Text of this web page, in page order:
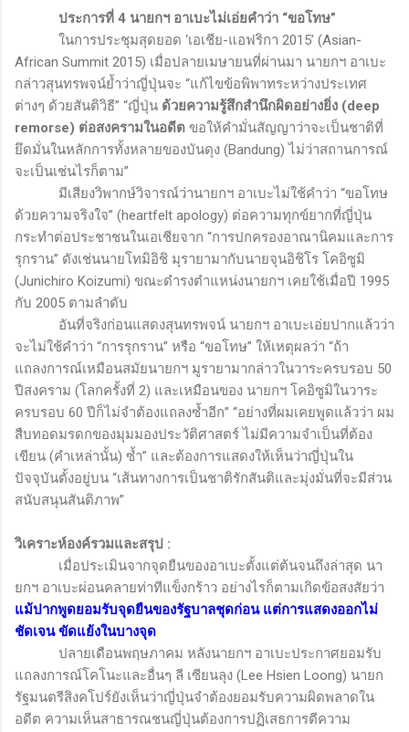
ประการที่ 4 นายกฯ อาเบะไม่เอ่ยคำว่า “ขอโทษ”
ในการประชุมสุดยอด ‘เอเชีย-แอฟริกา 2015’ (Asian-
African Summit 2015) เมื่อปลายเมษายนที่ผ่านมา นายกฯ อาเบะ
กล่าวสุนทรพจน์ย้ำว่าญี่ปุ่นจะ “แก้ไขข้อพิพาทระหว่างประเทศ
ต่างๆ ด้วยสันติวิธี” “ญี่ปุ่น ด้วยความรู้สึกสำนึกผิดอย่างยิ่ง (deep
remorse) ต่อสงครามในอดีต ขอให้คำมั่นสัญญาว่าจะเป็นชาติที่
ยึดมั่นในหลักการทั้งหลายของบันดุง (Bandung) ไม่ว่าสถานการณ์
จะเป็นเช่นไรก็ตาม”
มีเสียงวิพากษ์วิจารณ์ว่านายกฯ อาเบะไม่ใช้คำว่า “ขอโทษ
ด้วยความจริงใจ” (heartfelt apology) ต่อความทุกข์ยากที่ญี่ปุ่น
กระทำต่อประชาชนในเอเชียจาก “การปกครองอาณานิคมและการ
รุกราน” ดังเช่นนายโทมิอิชิ มุรายามากับนายจุนอิชิโร โคอิซูมิ
(Junichiro Koizumi) ขณะดำรงตำแหน่งนายกฯ เคยใช้เมื่อปี 1995
กับ 2005 ตามลำดับ
อันที่จริงก่อนแสดงสุนทรพจน์ นายกฯ อาเบะเอ่ยปากแล้วว่า
จะไม่ใช้คำว่า “การรุกราน” หรือ “ขอโทษ” ให้เหตุผลว่า “ถ้า
แถลงการณ์เหมือนสมัยนายกฯ มูรายามากล่าวในวาระครบรอบ 50
ปีสงคราม (โลกครั้งที่ 2) และเหมือนของ นายกฯ โคอิซูมิในวาระ
ครบรอบ 60 ปีก็ไม่จำต้องแถลงซ้ำอีก” “อย่างที่ผมเคยพูดแล้วว่า ผม
สืบทอดมรดกของมุมมองประวัติศาสตร์ ไม่มีความจำเป็นที่ต้อง
เขียน (คำเหล่านั้น) ซ้ำ” และต้องการแสดงให้เห็นว่าญี่ปุ่นใน
ปัจจุบันตั้งอยู่บน “เส้นทางการเป็นชาติรักสันติและมุ่งมั่นที่จะมีส่วน
สนับสนุนสันติภาพ”
วิเคราะห์องค์รวมและสรุป :
เมื่อประเมินจากจุดยืนของอาเบะตั้งแต่ต้นจนถึงล่าสุด นา
ยกฯ อาเบะผ่อนคลายท่าทีแข็งกร้าว อย่างไรก็ตามเกิดข้อสงสัยว่า
แม้ปากพูดยอมรับจุดยืนของรัฐบาลชุดก่อน แต่การแสดงออกไม่
ชัดเจน ขัดแย้งในบางจุด
ปลายเดือนพฤษภาคม หลังนายกฯ อาเบะประกาศยอมรับ
แถลงการณ์โคโนะและอื่นๆ ลี เซียนลุง (Lee Hsien Loong) นายก
รัฐมนตรีสิงคโปร์ยังเห็นว่าญี่ปุ่นจำต้องยอมรับความผิดพลาดใน
อดีต ความเห็นสาธารณชนญี่ปุ่นต้องการปฏิเสธการตีความ